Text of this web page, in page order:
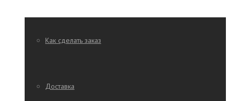
Как сделать заказ
Доставка